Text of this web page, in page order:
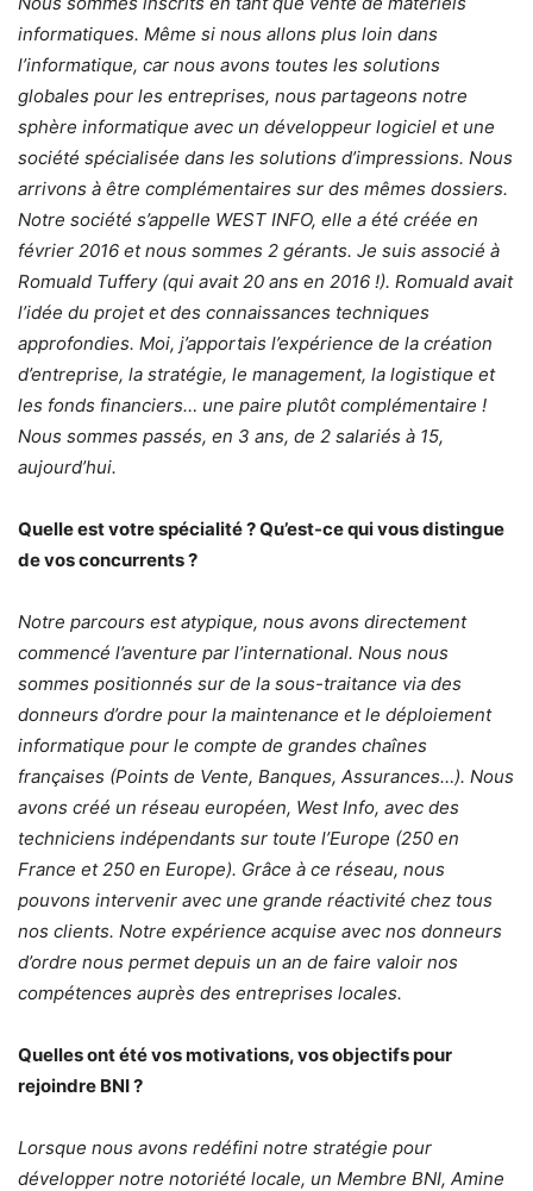
informatiques. Même si nous allons plus loin dans
l’informatique, car nous avons toutes les solutions
globales pour les entreprises, nous partageons notre
sphère informatique avec un développeur logiciel et une
société spécialisée dans les solutions d’impressions. Nous
arrivons à être complémentaires sur des mêmes dossiers.
Notre société s’appelle WEST INFO, elle a été créée en
février 2016 et nous sommes 2 gérants. Je suis associé à
Romuald Tuffery (qui avait 20 ans en 2016 !). Romuald avait
l’idée du projet et des connaissances techniques
approfondies. Moi, j’apportais l’expérience de la création
d’entreprise, la stratégie, le management, la logistique et
les fonds financiers… une paire plutôt complémentaire !
Nous sommes passés, en 3 ans, de 2 salariés à 15,
aujourd’hui.
Quelle est votre spécialité ? Qu’est-ce qui vous distingue
de vos concurrents ?
Notre parcours est atypique, nous avons directement
commencé l’aventure par l’international. Nous nous
sommes positionnés sur de la sous-traitance via des
donneurs d’ordre pour la maintenance et le déploiement
informatique pour le compte de grandes chaînes
françaises (Points de Vente, Banques, Assurances…). Nous
avons créé un réseau européen, West Info, avec des
techniciens indépendants sur toute l’Europe (250 en
France et 250 en Europe). Grâce à ce réseau, nous
pouvons intervenir avec une grande réactivité chez tous
nos clients. Notre expérience acquise avec nos donneurs
d’ordre nous permet depuis un an de faire valoir nos
compétences auprès des entreprises locales.
Quelles ont été vos motivations, vos objectifs pour
rejoindre BNI ?
Lorsque nous avons redéfini notre stratégie pour
développer notre notoriété locale, un Membre BNI, Amine